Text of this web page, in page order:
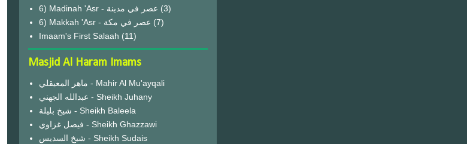
6) Madinah 'Asr - عصر في مدينة (3)
6) Makkah 'Asr - عصر في مكة (7)
Imaam's First Salaah (11)
Masjid Al Haram Imams
ماهر المعيقلي - Mahir Al Mu'ayqali
عبدالله الجهني - Sheikh Juhany
شيخ بليلة - Sheikh Baleela
فيصل غزاوي - Sheikh Ghazzawi
شيخ السديس - Sheikh Sudais